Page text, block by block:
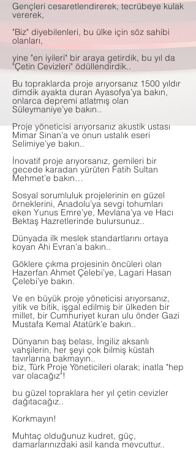
Gençleri cesaretlendirerek, tecrübeye kulak
vererek,
"Biz" diyebilenleri, bu ülke için söz sahibi
olanları,
yine "en iyileri" bir araya getirdik, bu yıl da
"Çetin Cevizleri" ödüllendirdik..
Bu topraklarda proje arıyorsanız 1500 yıldır
dimdik ayakta duran Ayasofya’ya bakın,
onlarca depremi atlatmış olan
Süleymaniye’ye bakın..
Proje yöneticisi arıyorsanız akustik ustası
Mimar Sinan’a ve onun ustalık eseri
Selimiye’ye bakın..
İnovatif proje arıyorsanız, gemileri bir
gecede karadan yürüten Fatih Sultan
Mehmet’e bakın…
Sosyal sorumluluk projelerinin en güzel
örneklerini, Anadolu’ya sevgi tohumları
eken Yunus Emre’ye, Mevlana’ya ve Hacı
Bektaş Hazretlerinde bulursunuz..
Dünyada ilk meslek standartlarını ortaya
koyan Ahi Evran’a bakın..
Göklere çıkma projesinin öncüleri olan
Hazerfan Ahmet Çelebi’ye, Lagari Hasan
Çelebi’ye bakın.
Ve en büyük proje yöneticisi arıyorsanız,
yitik ve bitik, işgal edilmiş bir ülkeden bir
millet, bir Cumhuriyet kuran ulu önder Gazi
Mustafa Kemal Atatürk’e bakın..
Dünyanın baş belası, İngiliz aksanlı
vahşilerin, her şeyi çok bilmiş küstah
tavırlarına bakmayın..
biz, Türk Proje Yöneticileri olarak; inatla "hep
var olacağız"!
bu güzel topraklara her yıl çetin cevizler
dağıtacağız..
Korkmayın!
Muhtaç olduğunuz kudret, güç,
damarlarınızdaki asil kanda mevcuttur..